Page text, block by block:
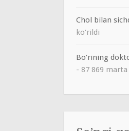
Chol bilan
ko‘rildi
Bo‘rining
- 87 869 marta